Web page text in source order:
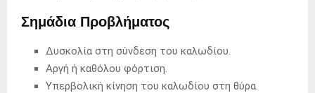
Σημάδια Προβλήματος
Δυσκολία στη σύνδεση του καλωδίου.
Αργή ή καθόλου φόρτιση.
Υπερβολική κίνηση του καλωδίου στη θύρα.